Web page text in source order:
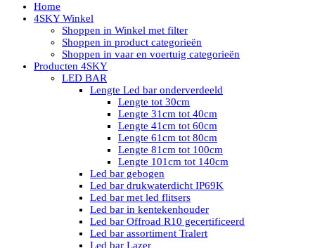
Home
4SKY Winkel
Shoppen in Winkel met filter
Shoppen in product categorieën
Shoppen in vaar en voertuig categorieën
Producten 4SKY
LED BAR
Lengte Led bar onderverdeeld
Lengte tot 30cm
Lengte 31cm tot 40cm
Lengte 41cm tot 60cm
Lengte 61cm tot 80cm
Lengte 81cm tot 100cm
Lengte 101cm tot 140cm
Led bar gebogen
Led bar drukwaterdicht IP69K
Led bar met led flitsers
Led bar in kentekenhouder
Led bar Offroad R10 gecertificeerd
Led bar assortiment Tralert
Led bar Lazer